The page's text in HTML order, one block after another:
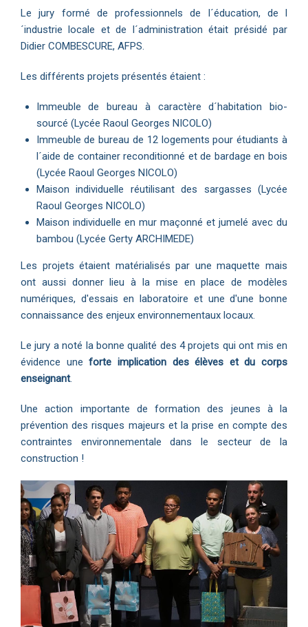
Le jury formé de professionnels de l´éducation, de l
´industrie locale et de l´administration était présidé par
Didier COMBESCURE, AFPS.
Les différents projets présentés étaient :
Immeuble de bureau à caractère d´habitation bio-
sourcé (Lycée Raoul Georges NICOLO)
Immeuble de bureau de 12 logements pour étudiants à
l´aide de container reconditionné et de bardage en bois
(Lycée Raoul Georges NICOLO)
Maison individuelle réutilisant des sargasses (Lycée
Raoul Georges NICOLO)
Maison individuelle en mur maçonné et jumelé avec du
bambou (Lycée Gerty ARCHIMEDE)
Les projets étaient matérialisés par une maquette mais
ont aussi donner lieu à la mise en place de modèles
numériques, d'essais en laboratoire et une d'une bonne
connaissance des enjeux environnementaux locaux.
Le jury a noté la bonne qualité des 4 projets qui ont mis en
évidence uneforte implication des élèves et du corps
enseignant.
Une action importante de formation des jeunes à la
prévention des risques majeurs et la prise en compte des
contraintes environnementale dans le secteur de la
construction !